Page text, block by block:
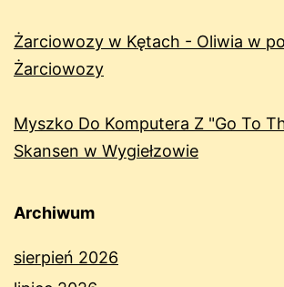
Żarciowozy w Kętach - Oliwia w
Żarciowozy
Myszko Do Komputera Z "Go To
Skansen w Wygiełzowie
Archiwum
sierpień 2026